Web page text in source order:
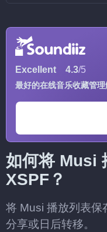
Excellent 4.3/5
最好的在线音乐收藏管理
如何将 Musi
XSPF？
将 Musi 播放列表保
分享或日后转移。